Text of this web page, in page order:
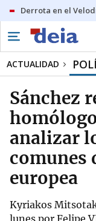
Derrota en el
ACTUALIDAD
Sánchez
analizar
comunes
europea
Kyriakos
lunes por Felipe